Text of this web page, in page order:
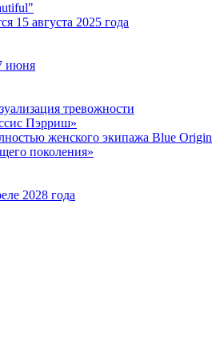
15 августа 2025 года
июня
тревожности
Пэрриш»
женского экипажа Blue Origin
поколения»
2028 года